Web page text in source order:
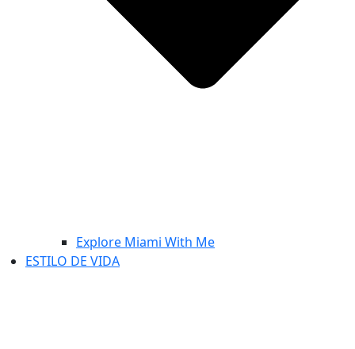
Explore Miami With Me
ESTILO DE VIDA